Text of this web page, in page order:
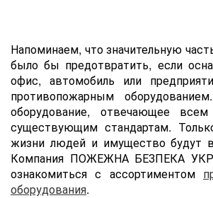
Напоминаем, что значительную
было бы предотвратить, если
офис, автомобиль или
противопожарным
оборудование, отвечающее
существующим стандартам.
жизни людей и имущество будут
Компания ПОЖЕЖНА БЕЗПЕКА
ознакомиться с ассортиментом
оборудования.